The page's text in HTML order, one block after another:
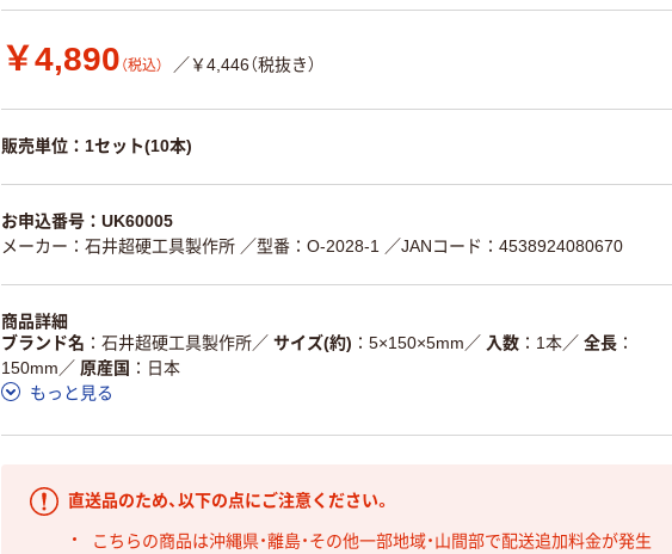
￥4,890 （税込） ／￥4,446（税抜き）
販売単位：1セット(10本)
お申込番号：UK60005
メーカー：石井超硬工具製作所 ／型番：O-2028-1 ／JANコード：4538924080670
商品詳細
ブランド名
石井超硬工具製作所／ サイズ(約) 5×150×5mm ／ 入数 1本／ 全長
150mm ／ 原産国
日本
もっと見る
直送品のため、以下の点にご注意ください。
こちらの商品は沖縄県・離島・その他一部地域・山間部で配送追加料金が発生